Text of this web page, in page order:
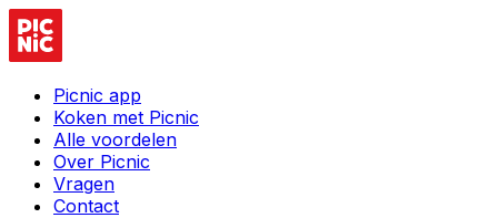
Picnic app
Koken met Picnic
Alle voordelen
Over Picnic
Vragen
Contact